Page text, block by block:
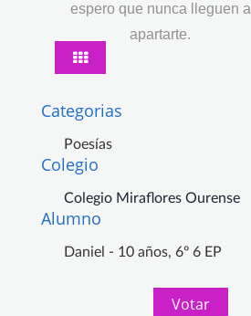
espero que nunca lleguen a
apartarte.
Categorias
Poesías
Colegio
Colegio Miraflores Ourense
Alumno
Daniel - 10 años, 6º 6 EP
Votar